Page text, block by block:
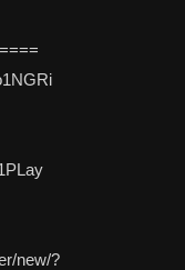
new/?